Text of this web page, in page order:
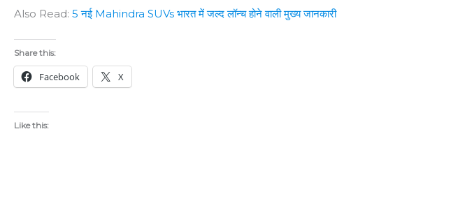
Also Read: 5 नई Mahindra SUVs भारत में जल्द लॉन्च होने वाली मुख्य जानकारी
Share this:
Facebook X
Like this: